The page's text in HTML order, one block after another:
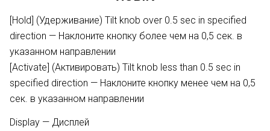
[Hold] (Удерживание) Tilt knob over 0.5 sec in specified
direction — Наклоните кнопку более чем на 0,5 сек. в
указанном направлении
[Activate] (Активировать) Tilt knob less than 0.5 sec in
specified direction — Наклоните кнопку менее чем на 0,5
сек. в указанном направлении
Display — Дисплей